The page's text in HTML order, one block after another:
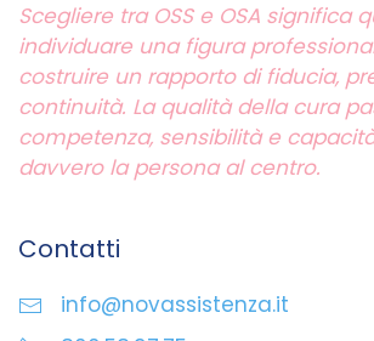
Scegliere tra OSS e OSA significa
individuare una figura
costruire un rapporto di fiducia,
continuità. La qualità della cura
competenza, sensibilità e
davvero la persona al centro.
Contatti
info@novassistenza.it